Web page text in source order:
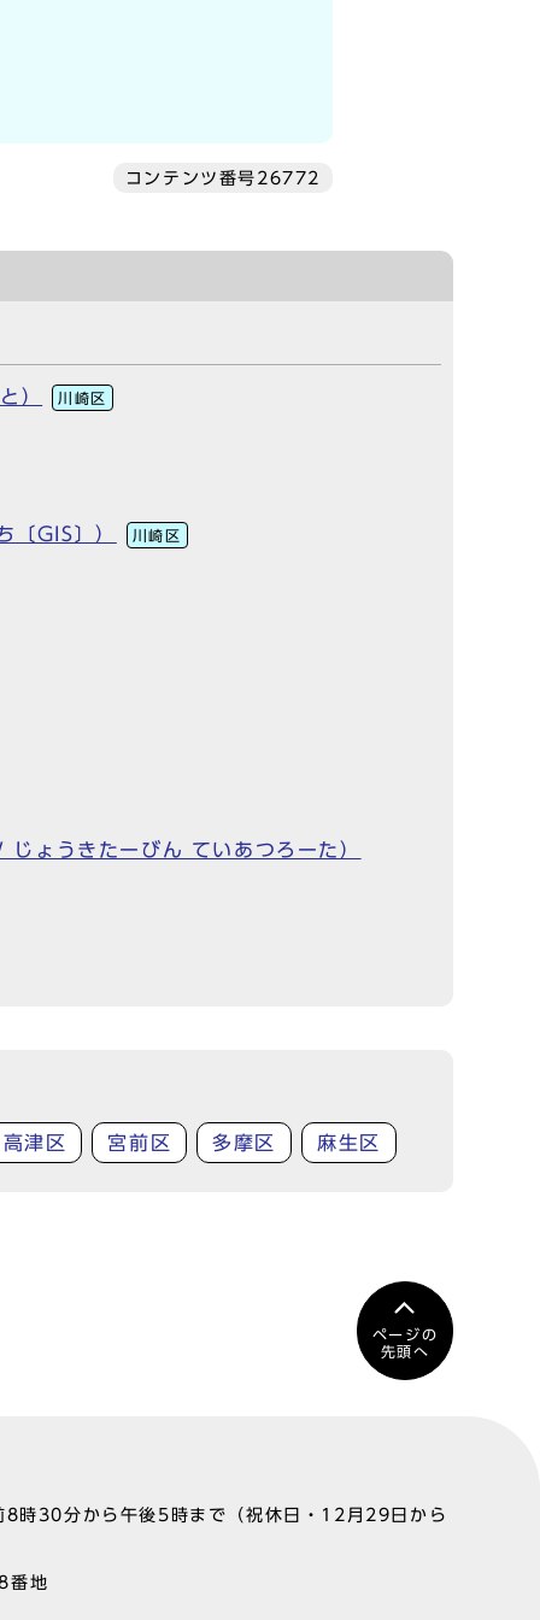
コンテンツ番号26772
） 川崎区
〔GIS〕） 川崎区
うきたーびん ていあつろーた）
高津区 宮前区 多摩区 麻生区
ページの
先頭へ
8時30分から午後5時まで（祝休日・12月29日から
番地